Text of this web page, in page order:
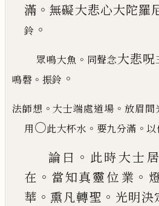
滿 。 無礙大悲心大陀羅
鈴 。
眾鳴大魚 。 同聲念大悲呪
鳴磬 。 振鈴 。
法師想 。 大士端處道場 。 放眉間
用○此大杯水 。 要九分滿 。 以
論曰 。 此時大士
在 。 當知真靈位 業 。
華 。 熏凡轉聖 。 光明決